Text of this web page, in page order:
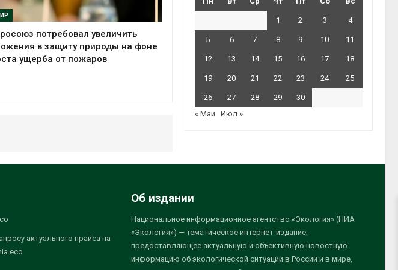
потребовал увеличить
в защиту природы на фоне
ущерба от пожаров
1 2 3 4
5 6 7 8 9 10 11
12 13 14 15 16 17 18
19 20 21 22 23 24 25
26 27 28 29
30
« Май
Июл »
актуального прайса на
Об издании
Национальное информационное агентство «Экология» (НИА
«Экология») — тематическое интернет-издание,
предоставляющее актуальную и объективную новостную
информацию об экологической ситуации в России и в мире,